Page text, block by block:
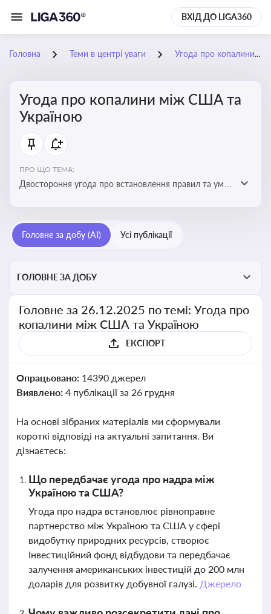
ВХІД ДО LIGA360
Головна Теми в центрі уваги Угода про копалини між США та Україною
Угода про копалини між США та
Україною
ПРО ЩО ТЕМА:
Двостороння угода про встановлення правил та умов
перспективи України
Головне за добу (AI) Усі публікації
ГОЛОВНЕ ЗА ДОБУ
Головне за 26.12.2025 по темі: Угода про
копалини між США та Україною
ЕКСПОРТ
Опрацьовано: 14390 джерел
Виявлено: 4 публікації за 26 грудня
На основі зібраних матеріалів ми сформували
короткі відповіді на актуальні запитання. Ви
дізнаєтесь:
Що передбачає угода про надра між
Україною та США?
Угода про надра встановлює рівноправне
партнерство між Україною та США у сфері
видобутку природних ресурсів, створює
Інвестиційний фонд відбудови та передбачає
залучення американських інвестицій до 200 млн
доларів для розвитку добувної галузі. Джерело